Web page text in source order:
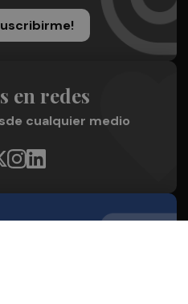
en redes
cualquier medio
Somos